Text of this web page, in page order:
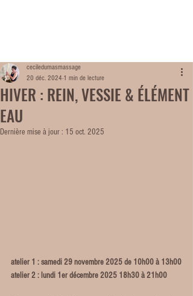
HIVER : REIN, VESSIE & ÉLÉMENT
EAU
ceciledumasmassage
20 déc. 2024 1 min de lecture
Dernière mise à jour : 15 oct. 2025
atelier 1 : samedi 29 novembre 2025 de 10h00 à 13h00
atelier 2 : lundi 1er décembre 2025 18h30 à 21h00